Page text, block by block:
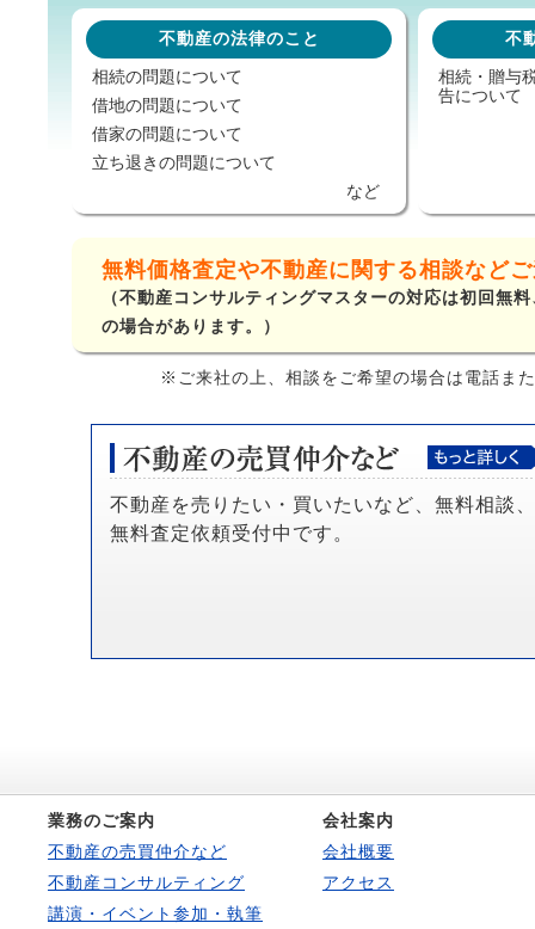
不動産の法律のこと
相続の問題について
借地の問題について
借家の問題について
立ち退きの問題について
など
不
相続・贈与
告について
無料価格査定や不動産に関する相談など
（不動産コンサルティングマスターの対応は初回無
の場合があります。）
※ご来社の上、相談をご希望の場合は電話ま
不動産を売りたい・買いたいなど、無料相談、
無料査定依頼受付中です。
業務のご案内
不動産の売買仲介など
不動産コンサルティング
講演・イベント参加・執筆
会社案内
会社概要
アクセス